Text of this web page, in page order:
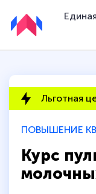
ПОВЫШЕНИЕ
Курс
Льготная